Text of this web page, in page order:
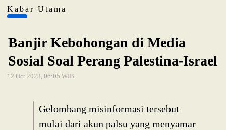
Kabar Utama
Banjir Kebohongan di Media
Sosial Soal Perang Palestina-Israel
12 Oct 2023, 06:05 WIB
Gelombang misinformasi tersebut
mulai dari akun palsu yang menyamar